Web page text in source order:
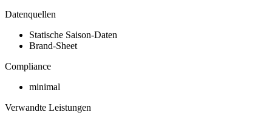
Datenquellen
Statische Saison-Daten
Brand-Sheet
Compliance
minimal
Verwandte Leistungen